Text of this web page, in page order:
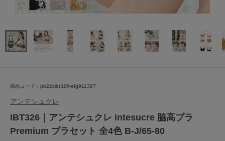
商品コード：pb22sibt326-efg911397
アンテシュクレ
IBT326｜アンテシュクレ intesucre 脇高ブラ
Premium ブラセット 全4色 B-J/65-80